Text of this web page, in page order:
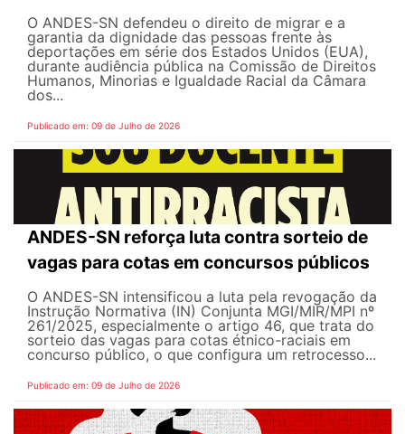
O ANDES-SN defendeu o direito de migrar e a
garantia da dignidade das pessoas frente às
deportações em série dos Estados Unidos (EUA),
durante audiência pública na Comissão de Direitos
Humanos, Minorias e Igualdade Racial da Câmara
dos...
Publicado em: 09 de Julho de 2026
ANDES-SN reforça luta contra sorteio de
vagas para cotas em concursos públicos
O ANDES-SN intensificou a luta pela revogação da
Instrução Normativa (IN) Conjunta MGI/MIR/MPI nº
261/2025, especialmente o artigo 46, que trata do
sorteio das vagas para cotas étnico-raciais em
concurso público, o que configura um retrocesso...
Publicado em: 09 de Julho de 2026